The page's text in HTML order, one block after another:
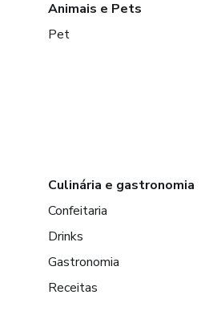
Animais e Pets
Pet
Culinária e gastronomia
Confeitaria
Drinks
Gastronomia
Receitas